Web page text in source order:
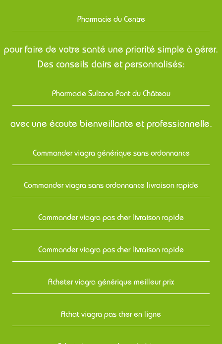
Pharmacie du Centre
pour faire de votre santé une priorité simple à gérer.
Des conseils clairs et personnalisés:
Pharmacie Sultana Pont du Château
avec une écoute bienveillante et professionnelle.
Commander viagra générique sans ordonnance
Commander viagra sans ordonnance livraison rapide
Commander viagra pas cher livraison rapide
Commander viagra pas cher livraison rapide
Acheter viagra générique meilleur prix
Achat viagra pas cher en ligne